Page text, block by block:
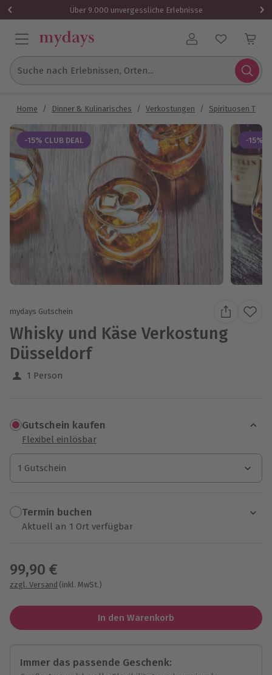
Über 9.000 unvergessliche Erlebnisse
Benutzerkonto
Suche nach Erlebnissen, Orten...
Home / Dinner & Kulinarisches / Verkostungen / Spirituosen
-15% CLUB DEAL -15%
mydays Gutschein
Whisky und Käse Verkostung
Düsseldorf
1 Person
Gutschein kaufen
Flexibel einlösbar
1 Gutschein
1 Gutschein
1 Gutschein
Termin buchen
Aktuell an 1 Ort verfügbar
99,90 €
zzgl. Versand (inkl. MwSt.)
In den Warenkorb
Immer das passende Geschenk: